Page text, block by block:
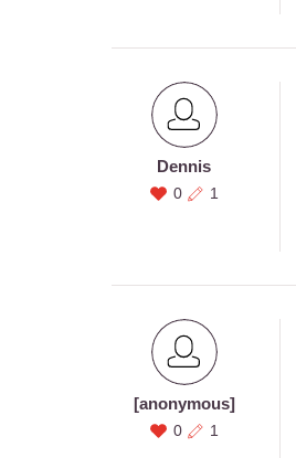
Dennis
0 1
[anonymous]
0 1